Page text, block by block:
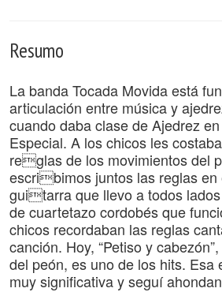
Resumo
La banda Tocada Movida está
articulación entre música y
cuando daba clase de Ajedrez
Especial. A los chicos les
reglas de los movimientos del
escribimos juntos las reglas en
guitarra que llevo a todos
de cuartetazo cordobés que
chicos recordaban las reglas
canción. Hoy, “Petiso y
del peón, es uno de los hits. Esa
muy significativa y seguí